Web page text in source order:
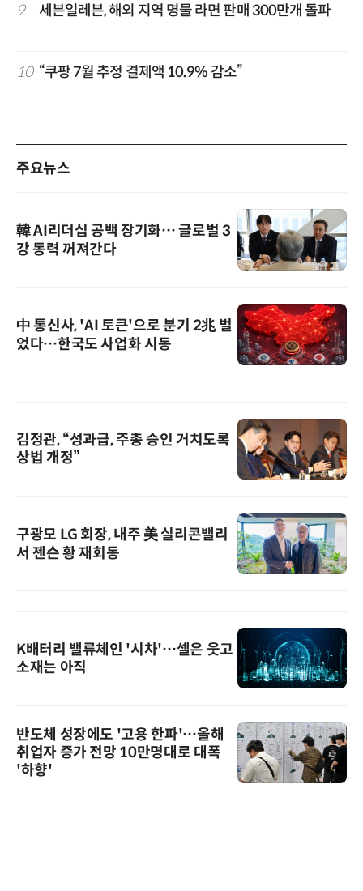
9 세븐일레븐, 해외 지역 명물 라면 판매 300만개 돌파
10 “쿠팡 7월 추정 결제액 10.9% 감소”
주요뉴스
韓 AI리더십 공백 장기화… 글로벌 3
강 동력 꺼져간다
中 통신사, 'AI 토큰'으로 분기 2兆 벌
었다…한국도 사업화 시동
김정관, “성과급, 주총 승인 거치도록
상법 개정”
구광모 LG 회장, 내주 美 실리콘밸리
서 젠슨 황 재회동
K배터리 밸류체인 '시차'…셀은 웃고
소재는 아직
반도체 성장에도 '고용 한파'…올해
취업자 증가 전망 10만명대로 대폭
'하향'